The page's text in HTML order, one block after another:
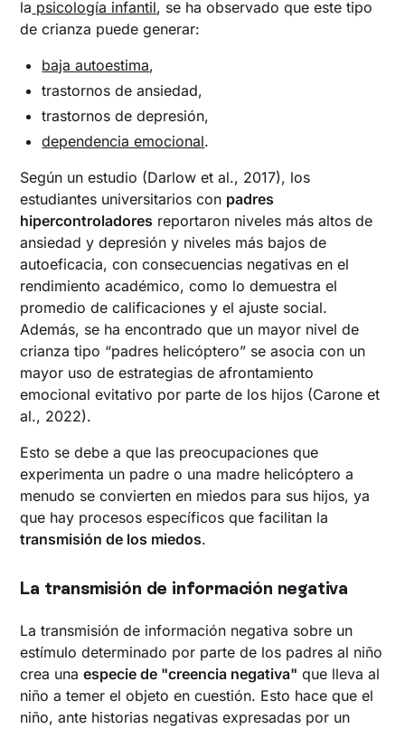
la psicología infantil, se ha observado que este tipo
de crianza puede generar:
baja autoestima,
trastornos de ansiedad,
trastornos de depresión,
dependencia emocional.
Según un estudio (Darlow et al., 2017), los
estudiantes universitarios con padres
hipercontroladores reportaron niveles más altos de
ansiedad y depresión y niveles más bajos de
autoeficacia, con consecuencias negativas en el
rendimiento académico, como lo demuestra el
promedio de calificaciones y el ajuste social.
Además, se ha encontrado que un mayor nivel de
crianza tipo “padres helicóptero” se asocia con un
mayor uso de estrategias de afrontamiento
emocional evitativo por parte de los hijos (Carone et
al., 2022).
Esto se debe a que las preocupaciones que
experimenta un padre o una madre helicóptero a
menudo se convierten en miedos para sus hijos, ya
que hay procesos específicos que facilitan la
transmisión de los miedos.
La transmisión de información negativa
La transmisión de información negativa sobre un
estímulo determinado por parte de los padres al niño
crea unaespecie de "creencia negativa" que lleva al
niño a temer el objeto en cuestión. Esto hace que el
niño, ante historias negativas expresadas por un